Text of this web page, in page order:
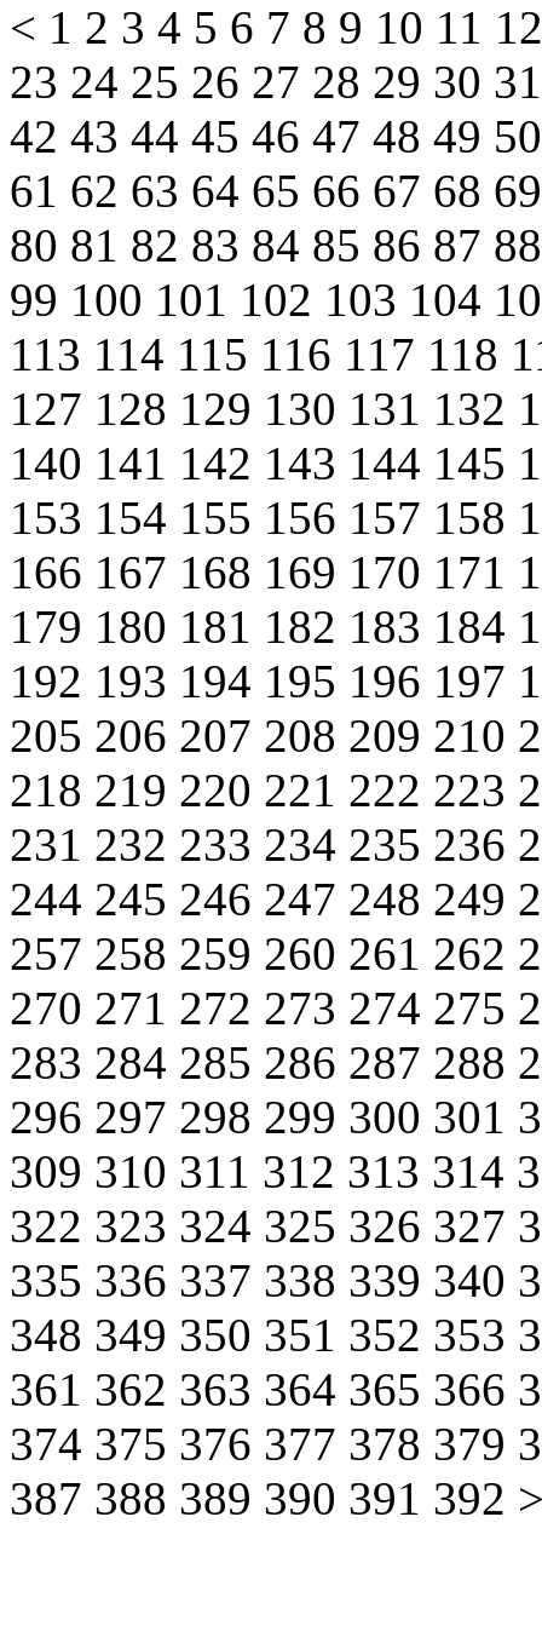
< 1 2 3 4 5 6 7 8 9 10 11
23 24 25 26 27 28 29 30
42 43 44 45 46 47 48 49
61 62 63 64 65 66 67 68
80 81 82 83 84 85 86 87
99 100 101 102 103 104
113 114 115 116 117 118
127 128 129 130 131 132
140 141 142 143 144 145
153 154 155 156 157 158
166 167 168 169 170 171
179 180 181 182 183 184
192 193 194 195 196 197
205 206 207 208 209 210
218 219 220 221 222 223
231 232 233 234 235 236
244 245 246 247 248 249
257 258 259 260 261 262
270 271 272 273 274 275
283 284 285 286 287 288
296 297 298 299 300 301
309 310 311 312 313 314
322 323 324 325 326 327
335 336 337 338 339 340
348 349 350 351 352 353
361 362 363 364 365 366
374 375 376 377 378 379
387 388 389 390 391 392